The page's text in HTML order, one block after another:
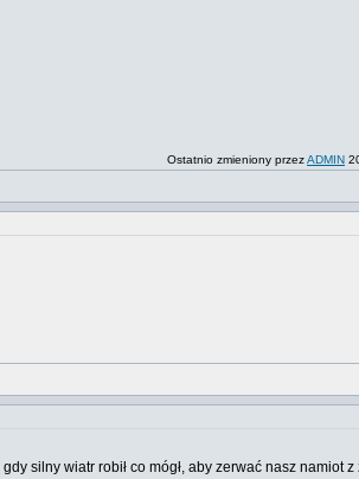
Ostatnio zmieniony przezADMIN
silny wiatr robił co mógł, aby zerwać nasz namiot